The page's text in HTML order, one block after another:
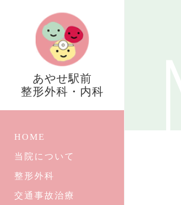
あやせ駅前
整形外科・内科
HOME
当院について
整形外科
交通事故治療